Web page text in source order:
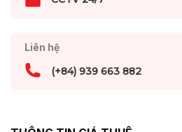
Liên hệ
(+84) 939 663 882